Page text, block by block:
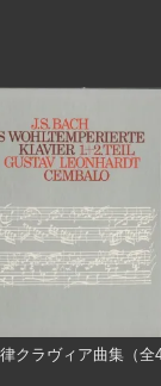
クラヴィア曲集（全